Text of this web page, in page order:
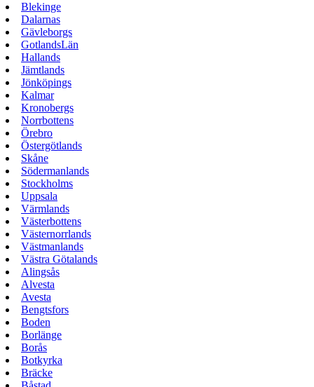
Blekinge
Dalarnas
Gävleborgs
GotlandsLän
Hallands
Jämtlands
Jönköpings
Kalmar
Kronobergs
Norrbottens
Örebro
Östergötlands
Skåne
Södermanlands
Stockholms
Uppsala
Värmlands
Västerbottens
Västernorrlands
Västmanlands
Västra Götalands
Alingsås
Alvesta
Avesta
Bengtsfors
Boden
Borlänge
Borås
Botkyrka
Bräcke